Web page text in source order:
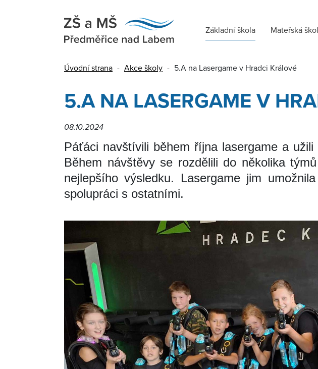
Základní škola Mateřská
Úvodní strana - Akce školy - 5.A na Lasergame v Hradci Králové
5.A NA LASERGAME V
08.10.2024
Páťáci navštívili během října lasergame a
Během návštěvy se rozdělili do několika
nejlepšího výsledku. Lasergame jim
spolupráci s ostatními.